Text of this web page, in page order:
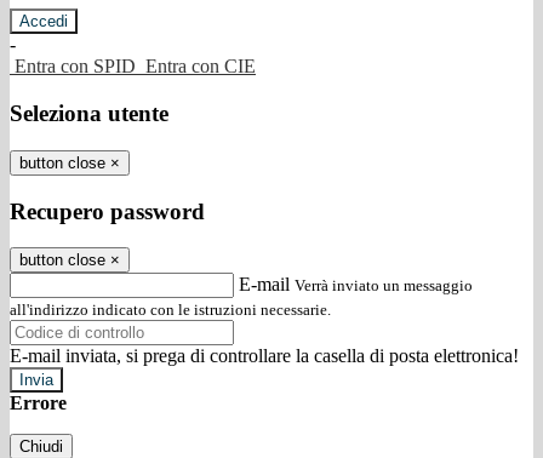
-
Entra con SPID Entra con CIE
Seleziona utente
button close ×
Recupero password
button close ×
E-mail Verrà inviato un messaggio
all'indirizzo indicato con le istruzioni necessarie.
E-mail inviata, si prega di controllare la casella di posta elettronica!
Errore
Chiudi